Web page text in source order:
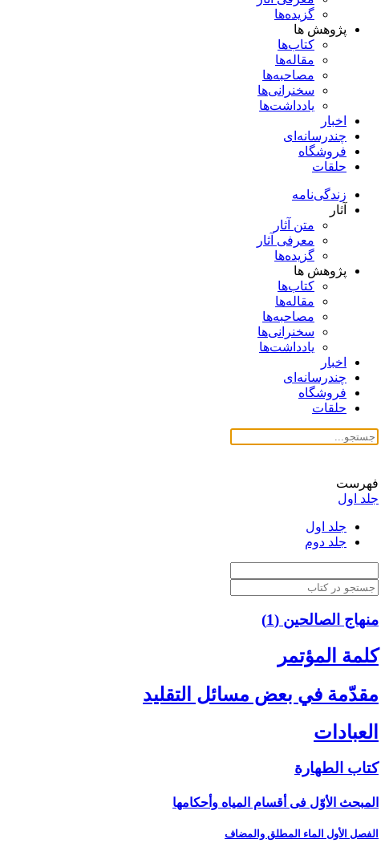
گزیده‌ها
پژوهش ها
کتاب‌ها
مقاله‌ها
مصاحبه‌ها
سخنرانی‌ها
یادداشت‌ها
اخبار
چندرسانه‌ای
فروشگاه
حلقات
زندگی‌نامه
آثار
متن آثار
معرفی آثار
گزیده‌ها
پژوهش ها
کتاب‌ها
مقاله‌ها
مصاحبه‌ها
سخنرانی‌ها
یادداشت‌ها
اخبار
چندرسانه‌ای
فروشگاه
حلقات
فهرست
جلد اول
جلد اول
جلد دوم
منهاج الصالحین (1)
كلمة المؤتمر
مقدّمة في بعض مسائل التقليد
العبادات‏
كتاب الطهارة
المبحث الأوّل فى أقسام المياه وأحكامها
الفصل الأول الماء المطلق والمضاف‏